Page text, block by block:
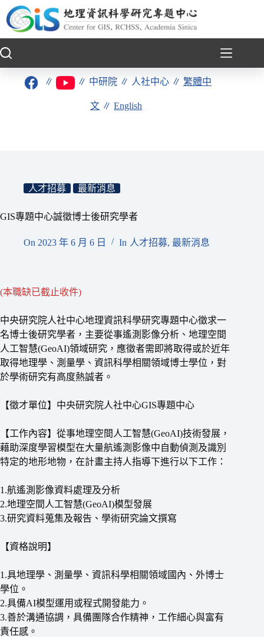
至
要
∥ ∥ 中研院 ∥ 人社中心 ∥繁體中
文 ∥English
人才招募 最新消息
GIS專題中心誠徵博士後研究學者
On 2023 年 6 月 6 日 In 人才招募, 最新消息
(本職缺已截止收件)
中央研究院人社中心地理資訊科學研究專題中心徵求一
名博士後研究學者，主要從事遙測影像分析、地理空間
人工智慧(GeoAI)領域研究，應徵者需即將取得或於近年
取得地理學、測量學、資訊科學相關領域博士學位，對
於學術研究有高度熱誠者。
【徵才單位】中央研究院人社中心GIS專題中心
【工作內容】從事地理空間人工智慧(GeoAI)技術發展，
藉助深度學習模型在大量航遙測影像中自動偵測及識別
特定的地形地物，在計畫主持人指導下進行以下工作：
1.航遙測影像資料處理及分析
2.地理空間人工智慧(GeoAI)模型發展
3.研究資料蒐集及報告、學術研究論文撰寫
【資格說明】
1.具地理學、測量學、資訊科學相關領域國內、外博士
學位。
2.具備AI模型運用或程式開發能力。
3.善於溝通協調，具備團隊合作精神，工作細心與富有
責任感。